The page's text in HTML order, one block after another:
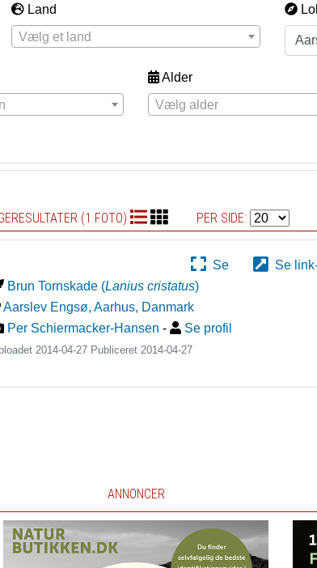
Land
Vælg et land
Alder
Vælg alder
(1 FOTO) PER SIDE:
Se
Se
Brun Tornskade (Lanius cristatus)
Aarslev Engsø, Aarhus, Danmark
Per Schiermacker-Hansen - Se profil
2014-04-27 Publiceret2014-04-27
ANNONCER